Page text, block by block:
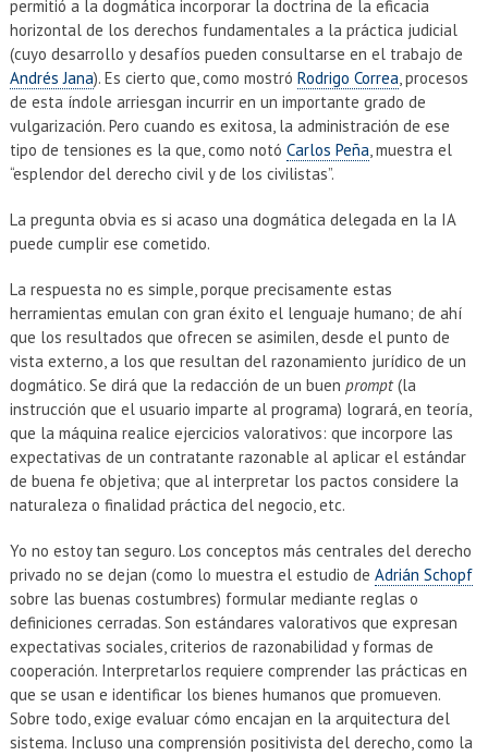
permitió a la dogmática incorporar la doctrina de la eficacia
horizontal de los derechos fundamentales a la práctica judicial
(cuyo desarrollo y desafíos pueden consultarse en el trabajo de
Andrés Jana). Es cierto que, como mostró Rodrigo Correa , procesos
de esta índole arriesgan incurrir en un importante grado de
vulgarización. Pero cuando es exitosa, la administración de ese
tipo de tensiones es la que, como notó Carlos Peña , muestra el
“esplendor del derecho civil y de los civilistas”.
La pregunta obvia es si acaso una dogmática delegada en la IA
puede cumplir ese cometido.
La respuesta no es simple, porque precisamente estas
herramientas emulan con gran éxito el lenguaje humano; de ahí
que los resultados que ofrecen se asimilen, desde el punto de
vista externo, a los que resultan del razonamiento jurídico de un
dogmático. Se dirá que la redacción de un buen prompt(la
instrucción que el usuario imparte al programa) logrará, en teoría,
que la máquina realice ejercicios valorativos: que incorpore las
expectativas de un contratante razonable al aplicar el estándar
de buena fe objetiva; que al interpretar los pactos considere la
naturaleza o finalidad práctica del negocio, etc.
Yo no estoy tan seguro. Los conceptos más centrales del derecho
privado no se dejan (como lo muestra el estudio de Adrián Schopf
sobre las buenas costumbres) formular mediante reglas o
definiciones cerradas. Son estándares valorativos que expresan
expectativas sociales, criterios de razonabilidad y formas de
cooperación. Interpretarlos requiere comprender las prácticas en
que se usan e identificar los bienes humanos que promueven.
Sobre todo, exige evaluar cómo encajan en la arquitectura del
sistema. Incluso una comprensión positivista del derecho, como la